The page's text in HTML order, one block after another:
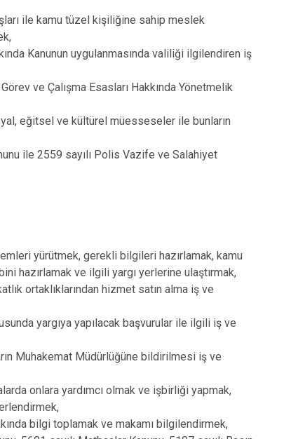
ile kamu tüzel kişiliğine sahip meslek
Kanunun uygulanmasında valiliği ilgilendiren iş
ve Çalışma Esasları Hakkında Yönetmelik
eğitsel ve kültürel müesseseler ile bunların
ile 2559 sayılı Polis Vazife ve Salahiyet
yürütmek, gerekli bilgileri hazırlamak, kamu
hazırlamak ve ilgili yargı yerlerine ulaştırmak,
ortaklıklarından hizmet satın alma iş ve
yargıya yapılacak başvurular ile ilgili iş ve
Muhakemat Müdürlüğüne bildirilmesi iş ve
onlara yardımcı olmak ve işbirliği yapmak,
bilgi toplamak ve makamı bilgilendirmek,